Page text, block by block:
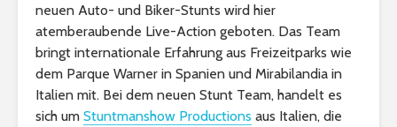
neuen Auto- und Biker-Stunts wird hier
atemberaubende Live-Action geboten. Das Team
bringt internationale Erfahrung aus Freizeitparks wie
dem Parque Warner in Spanien und Mirabilandia in
Italien mit. Bei dem neuen Stunt Team, handelt es
sich um Stuntmanshow Productions aus Italien, die